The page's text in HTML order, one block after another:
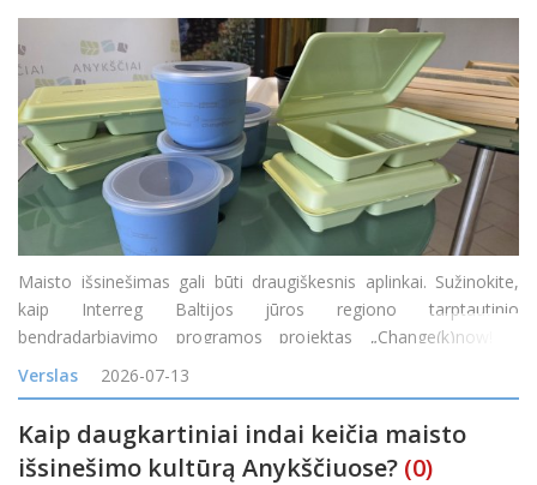
Maisto išsinešimas gali būti draugiškesnis aplinkai. Sužinokite,
kaip Interreg Baltijos jūros regiono tarptautinio
bendradarbiavimo programos projektas „Change(k)now! –
mąstysenos keitimas nuo vienkartinio naudojimo į žiedines arba
daugkartinio naudojimo maisto prist
Verslas 2026-07-13
Kaip daugkartiniai indai keičia maisto
išsinešimo kultūrą Anykščiuose? (0)